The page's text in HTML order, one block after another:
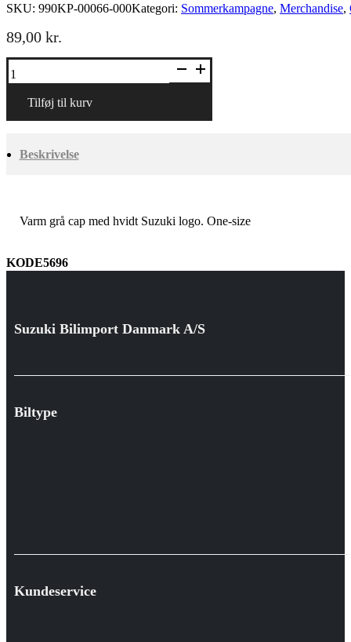
SKU: 990KP-00066-000Kategori: Sommerkampagne, Merchandise,
89,00 kr.
warm
antalTilføj til kurv
Beskrivelse
Varm grå cap med hvidt Suzuki logo. One-size
KODE5696
Suzuki Bilimport Danmark A/S
Biltype
Kundeservice